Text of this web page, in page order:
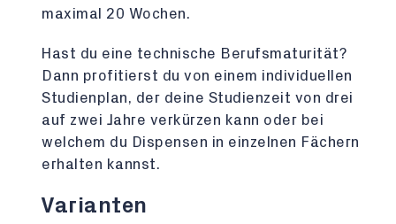
maximal 20 Wochen.
Hast du eine technische Berufsmaturität?
Dann profitierst du von einem individuellen
Studienplan, der deine Studienzeit von drei
auf zwei Jahre verkürzen kann oder bei
welchem du Dispensen in einzelnen Fächern
erhalten kannst.
Varianten